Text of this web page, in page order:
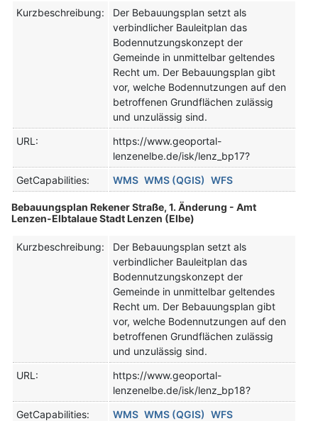
Kurzbeschreibung:
Der Bebauungsplan setzt als
verbindlicher Bauleitplan das
Bodennutzungskonzept der
Gemeinde in unmittelbar geltendes
Recht um. Der Bebauungsplan gibt
vor, welche Bodennutzungen auf den
betroffenen Grundflächen zulässig
und unzulässig sind.
URL:
https://www.geoportal-
lenzenelbe.de/isk/lenz_bp17?
GetCapabilities:
WMS WMS (QGIS) WFS
Bebauungsplan Rekener Straße, 1. Änderung - Amt
Lenzen-Elbtalaue Stadt Lenzen (Elbe)
Kurzbeschreibung:
Der Bebauungsplan setzt als
verbindlicher Bauleitplan das
Bodennutzungskonzept der
Gemeinde in unmittelbar geltendes
Recht um. Der Bebauungsplan gibt
vor, welche Bodennutzungen auf den
betroffenen Grundflächen zulässig
und unzulässig sind.
URL:
https://www.geoportal-
lenzenelbe.de/isk/lenz_bp18?
GetCapabilities:
WMS WMS (QGIS) WFS